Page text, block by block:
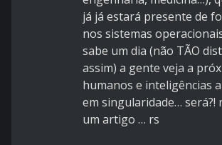
já já estará presente de
nos sistemas
sabe um dia (não TÃO
assim) a gente veja a
humanos e inteligências
em singularidade… será?!
um artigo … rs